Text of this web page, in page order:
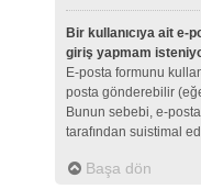
Bir kullanıcıya ait e-
giriş yapmam
E-posta formunu
posta gönderebilir
Bunun sebebi, e-
tarafından suistimal
Başa dön